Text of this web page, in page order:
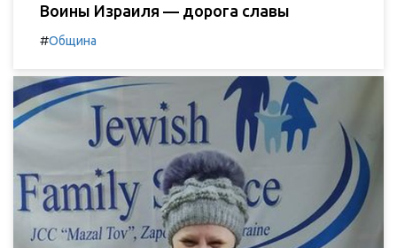
Воины Израиля — дорога славы
#Община